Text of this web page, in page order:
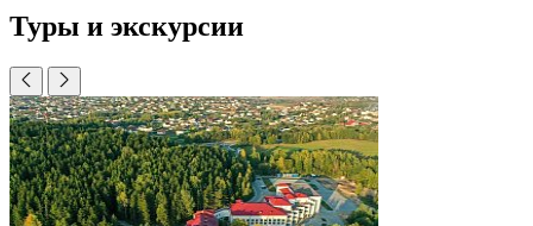
Туры и экскурсии